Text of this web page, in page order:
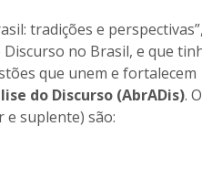
tradições e
no Brasil, e que
que unem e fortalecem
do Discurso (AbrADis).
suplente) são: